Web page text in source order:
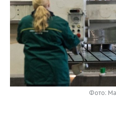
НЕФТЬ
ОПК
ЭНЕРГЕТИКА
РОЗНИЧНАЯ ТОРГОВЛЯ
ТРАНСПОРТ
УСЛУГИ
НОВОСТИ ТЕХНОЛОГИЙ
IT
МЕДИА
ТЕЛЕКОММУНИКАЦИИ
МЕРОПРИЯТИЯ
НОВОСТИ МЕРОПРИЯТИЙ
ВЫЕЗДНАЯ РЕДАКЦИЯ
БИЗНЕС-БРАНЧИ
СПОРТ
НОВОСТИ СПОРТА
ФУТБОЛ
ОБЩЕСТВО
НОВОСТИ ОБЩЕСТВА
ФОТОГАЛЕРЕЯ
Фото: